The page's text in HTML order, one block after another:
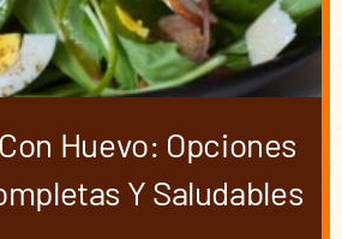
Huevo: Opciones
Y Saludables